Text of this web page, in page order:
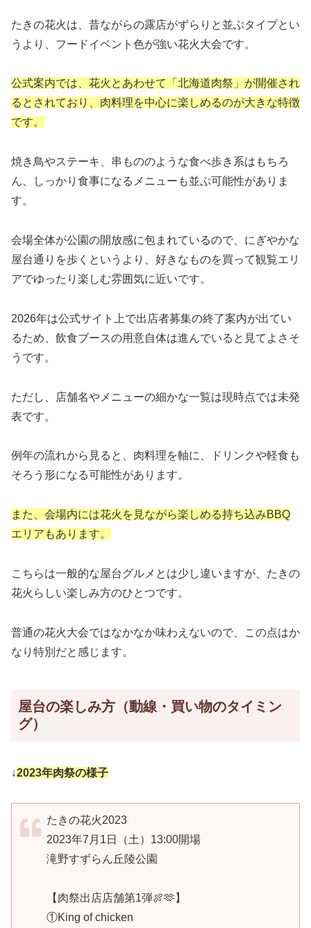
たきの花火は、昔ながらの露店がずらりと並ぶタイプとい
うより、フードイベント色が強い花火大会です。
公式案内では、花火とあわせて「北海道肉祭」が開催され
るとされており、肉料理を中心に楽しめるのが大きな特徴
です。
焼き鳥やステーキ、串もののような食べ歩き系はもちろ
ん、しっかり食事になるメニューも並ぶ可能性がありま
す。
会場全体が公園の開放感に包まれているので、にぎやかな
屋台通りを歩くというより、好きなものを買って観覧エリ
アでゆったり楽しむ雰囲気に近いです。
2026年は公式サイト上で出店者募集の終了案内が出てい
るため、飲食ブースの用意自体は進んでいると見てよさそ
うです。
ただし、店舗名やメニューの細かな一覧は現時点では未発
表です。
例年の流れから見ると、肉料理を軸に、ドリンクや軽食も
そろう形になる可能性があります。
また、会場内には花火を見ながら楽しめる持ち込みBBQ
エリアもあります。
こちらは一般的な屋台グルメとは少し違いますが、たきの
花火らしい楽しみ方のひとつです。
普通の花火大会ではなかなか味わえないので、この点はか
なり特別だと感じます。
屋台の楽しみ方（動線・買い物のタイミン
グ）
↓2023年肉祭の様子
たきの花⽕2023
2023年7月1日（土）13:00開場
滝野すずらん丘陵公園
【肉祭出店店舗第1弾🍖🫶】
①King of chicken